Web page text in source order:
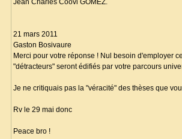
Jean Charles Coovi GOMEZ.
21 mars 2011
Gaston Bosivaure
Merci pour votre réponse ! Nul besoin d'employer
"détracteurs" seront édifiés par votre parcours
Je ne critiquais pas la "véracité" des thèses que
Rv le 29 mai donc
Peace bro !